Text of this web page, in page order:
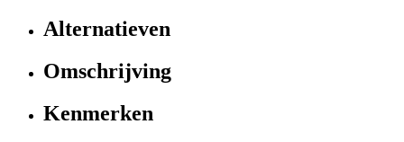
Alternatieven
Omschrijving
Kenmerken